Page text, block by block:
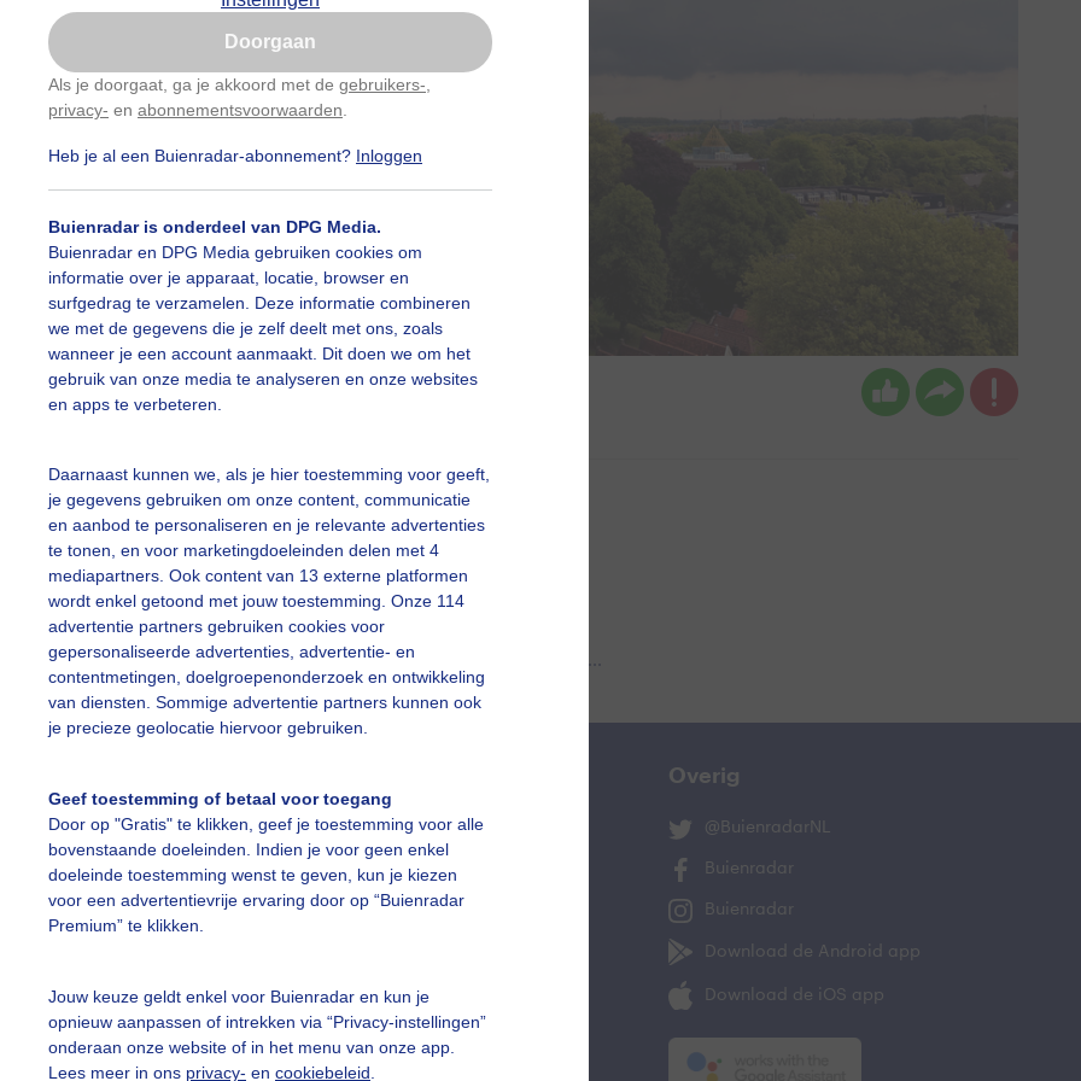
Doorgaan
Als je doorgaat, ga je akkoord met de gebruikers-
privacy- en abonnementsvoorwaarden
Heb je al een Buienradar-abonnement? Inloggen
Buienradar is onderdeel van DPG Media.
Buienradar en DPG Media gebruiken cookies om
informatie over je apparaat, locatie, browser en
surfgedrag te verzamelen. Deze informatie combineren
we met de gegevens die je zelf deelt met ons, zoals
wanneer je een account aanmaakt. Dit doen we om het
gebruik van onze media te analyseren en onze websites
en apps te verbeteren.
Daarnaast kunnen we, als je hier toestemming voor geeft,
je gegevens gebruiken om onze content, communicatie
en aanbod te personaliseren en je relevante advertenties
te tonen, en voor marketingdoeleinden delen met 4
mediapartners. Ook content van 13 externe platformen
wordt enkel getoond met jouw toestemming. Onze 114
advertentie partners gebruiken cookies voor
gepersonaliseerde advertenties, advertentie- en
contentmetingen, doelgroepenonderzoek en ontwikkeling
van diensten. Sommige advertentie partners kunnen ook
je precieze geolocatie hiervoor gebruiken.
Geef toestemming of betaal voor toegang
Door op "Gratis" te klikken, geef je toestemming voor alle
bovenstaande doeleinden. Indien je voor geen enkel
doeleinde toestemming wenst te geven, kun je kiezen
voor een advertentievrije ervaring door op “Buienradar
Premium” te klikken.
Jouw keuze geldt enkel voor Buienradar en kun je
opnieuw aanpassen of intrekken via “Privacy-instellingen”
onderaan onze website of in het menu van onze app.
Lees meer in ons privacy- en cookiebeleid
Ger Zandbergen Gemaakt: 18-05-2026, 40x bekeken
slideshow
Een moment geduld aub...
vragen
Team
De Bilt
Overig
@BuienradarNL
Buienradar
Buienradar
Download de Android app
Download de iOS app
Nu niet, misschien later
Gebruik je Safari en wil je niet elke dag deze pop-up
Klikhierom dit aan te passen